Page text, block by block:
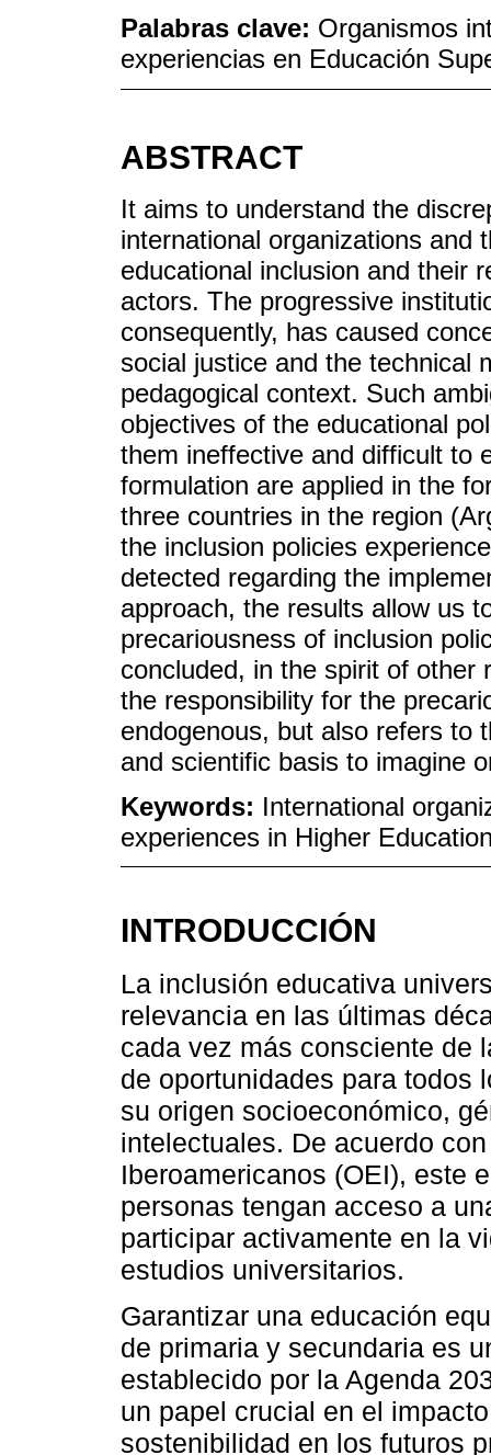
Palabras clave: Organismos
experiencias en Educación
ABSTRACT
It aims to understand the
international organizations and
educational inclusion and their
actors. The progressive
consequently, has caused
social justice and the technical
pedagogical context. Such
objectives of the educational
them ineffective and difficult to
formulation are applied in the
three countries in the region
the inclusion policies
detected regarding the
approach, the results allow us
precariousness of inclusion
concluded, in the spirit of other
the responsibility for the
endogenous, but also refers to
and scientific basis to imagine
Keywords: International
experiences in Higher
INTRODUCCIÓN
La inclusión educativa
relevancia en las últimas
cada vez más consciente de
de oportunidades para todos
su origen socioeconómico,
intelectuales. De acuerdo
Iberoamericanos (OEI), este
personas tengan acceso a
participar activamente en la
estudios universitarios.
Garantizar una educación
de primaria y secundaria es
establecido por la Agenda
un papel crucial en el
sostenibilidad en los futuros